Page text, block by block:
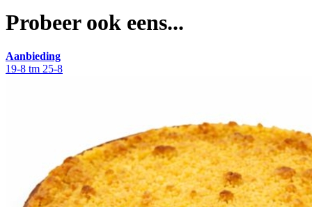
Probeer ook eens...
Aanbieding
19-8 tm 25-8